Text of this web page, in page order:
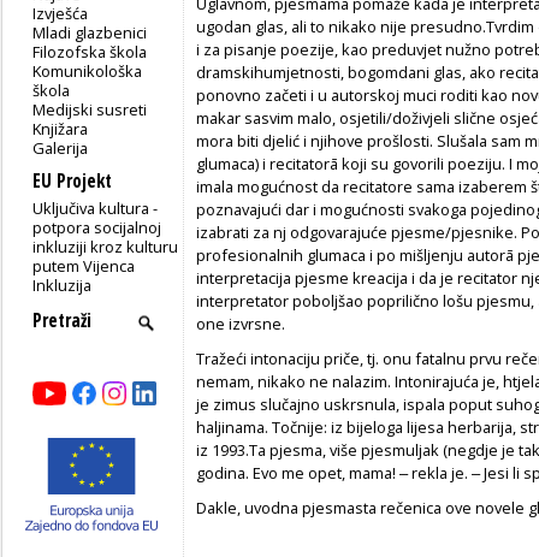
Izvješća
Mladi glazbenici
Filozofska škola
Komunikološka
škola
Medijski susreti
Knjižara
Galerija
EU Projekt
Uključiva kultura -
potpora socijalnoj
inkluziji kroz kulturu
putem Vijenca
Inkluzija
ugodan glas, ali to nikako nije
i za pisanje poezije, kao preduvjet nužno
dramskihumjetnosti , bogomdani glas, ako
ponovno začeti i u autorskoj muci roditi kao
makar sasvim malo, osjetili/doživjeli slične
mora biti djelić i njihove prošlosti. Slušala sam
glumaca) i recitatorā koji su govorili poeziju. I
imala mogućnost da recitatore sama izaberem
poznavajući dar i mogućnosti svakoga
izabrati za nj odgovarajuće pjesme/pjesnike.
profesionalnih glumaca i po mišljenju autorā
interpretacija pjesme kreacija i da je recitator
interpretator poboljšao poprilično lošu
one izvrsne.
Tražeći intonaciju priče, tj. onu fatalnu prvu
nemam, nikako ne nalazim. Intonirajuća je,
je zimus slučajno uskrsnula, ispala poput
haljinama. Točnije: iz bijeloga lijesa herbarija,
iz 1993.Ta pjesma, više pjesmuljak (negdje je
godina. Evo me opet, mama! ‒ rekla je. ‒Jesi li
Dakle, uvodna pjesmasta rečenica ove novele